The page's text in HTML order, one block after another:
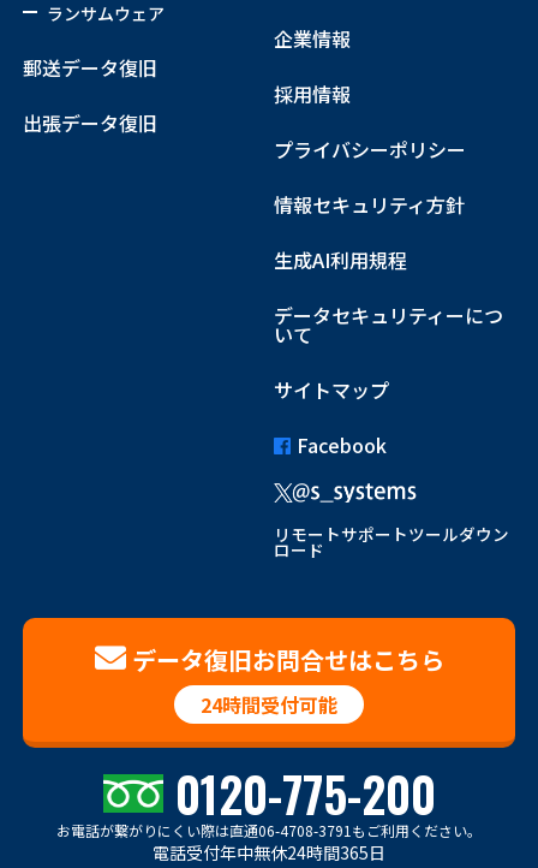
ランサムウェア
郵送データ復旧
出張データ復旧
企業情報
採用情報
プライバシーポリシー
情報セキュリティ方針
生成AI利用規程
データセキュリティーにつ
いて
サイトマップ
Facebook
リモートサポートツールダウン
ロード
データ復旧お問合せはこちら
24時間受付可能
0120-775-200
お電話が繋がりにくい際は直通06-4708-3791もご利用ください。
電話受付年中無休24時間365日